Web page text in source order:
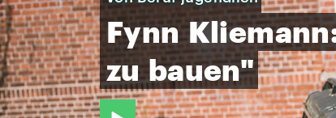
Fynn
zu bauen"